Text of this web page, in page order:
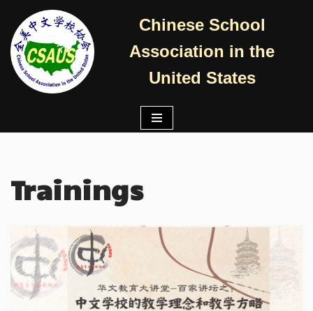
跳
至
正
Chinese School
Association in the
United States
Trainings